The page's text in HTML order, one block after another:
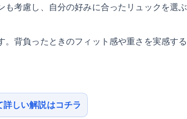
考慮し、自分の好みに合ったリュックを選ぶ
背負ったときのフィット感や重さを実感する
しい解説はコチラ